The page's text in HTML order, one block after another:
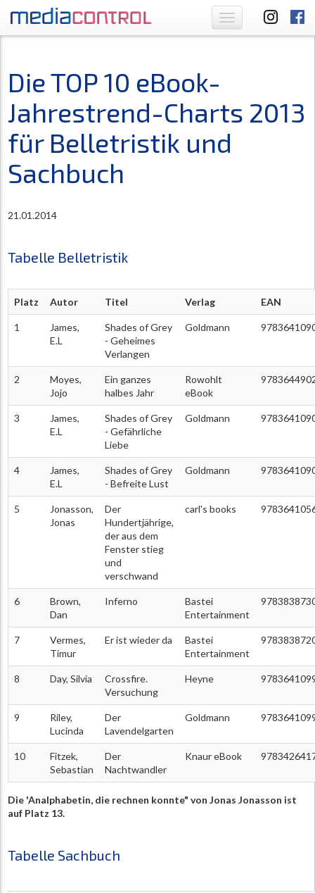
Toggle
navigation
Die TOP 10 eBook-
Jahrestrend-Charts 2013
für Belletristik und
Sachbuch
21.01.2014
Tabelle Belletristik
Platz Autor Titel Verlag EAN
1
James,
E.L
Shades of Grey
- Geheimes
Verlangen
Goldmann
2
Moyes,
Jojo
Ein ganzes
halbes Jahr
Rowohlt
eBook
3
James,
E.L
Shades of Grey
- Gefährliche
Liebe
Goldmann
4
James,
E.L
Shades of Grey
- Befreite Lust
Goldmann
5
Jonasson,
Jonas
Der
Hundertjährige,
der aus dem
Fenster stieg
und
verschwand
carl's books
6
Brown,
Dan
Inferno
Bastei
Entertainment
7
Vermes,
Timur
Er ist wieder da
Bastei
Entertainment
8 Day, Silvia
Crossfire.
Versuchung
Heyne
9
Riley,
Lucinda
Der
Lavendelgarten
Goldmann
10
Fitzek,
Sebastian
Der
Nachtwandler
Knaur eBook
Die 'Analphabetin, die rechnen konnte" von Jonas Jonasson ist
auf Platz 13.
Tabelle Sachbuch